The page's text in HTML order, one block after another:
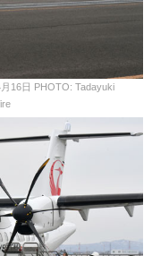
16日 PHOTO: Tadayuki